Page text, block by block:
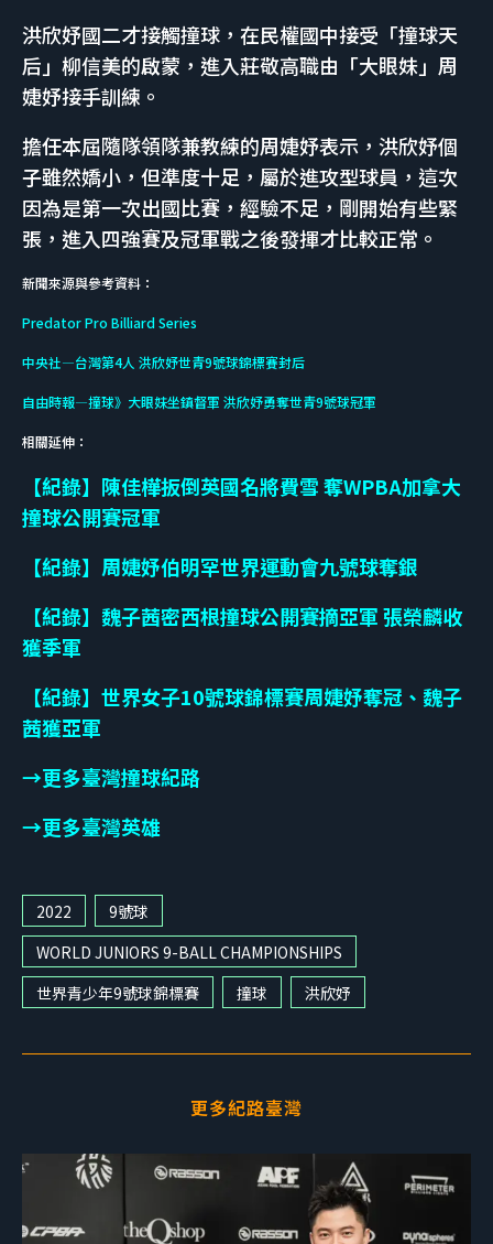
洪欣妤國二才接觸撞球，在民權國中接受「撞球天
后」柳信美的啟蒙，進入莊敬高職由「大眼妹」周
婕妤接手訓練。
擔任本屆隨隊領隊兼教練的周婕妤表示，洪欣妤個
子雖然嬌小，但準度十足，屬於進攻型球員，這次
因為是第一次出國比賽，經驗不足，剛開始有些緊
張，進入四強賽及冠軍戰之後發揮才比較正常。
新聞來源與參考資料：
Predator Pro Billiard Series
中央社—台灣第4人 洪欣妤世青9號球錦標賽封后
自由時報—撞球》大眼妹坐鎮督軍 洪欣妤勇奪世青9號球冠軍
相關延伸：
【紀錄】陳佳樺扳倒英國名將費雪 奪WPBA加拿大
撞球公開賽冠軍
【紀錄】周婕妤伯明罕世界運動會九號球奪銀
【紀錄】魏子茜密西根撞球公開賽摘亞軍 張榮麟收
獲季軍
【紀錄】世界女子10號球錦標賽周婕妤奪冠、魏子
茜獲亞軍
→更多臺灣撞球紀路
→更多臺灣英雄
2022
9號球
WORLD JUNIORS 9-BALL CHAMPIONSHIPS
世界青少年9號球錦標賽
撞球 洪欣妤
更多紀路臺灣